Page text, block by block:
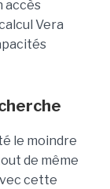
accès
Vera
le moindre
de même
cette